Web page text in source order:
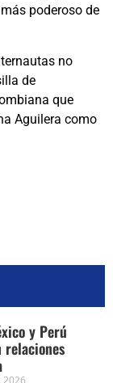
poderoso de
no
de
que
Aguilera como
y Perú
relaciones
2026